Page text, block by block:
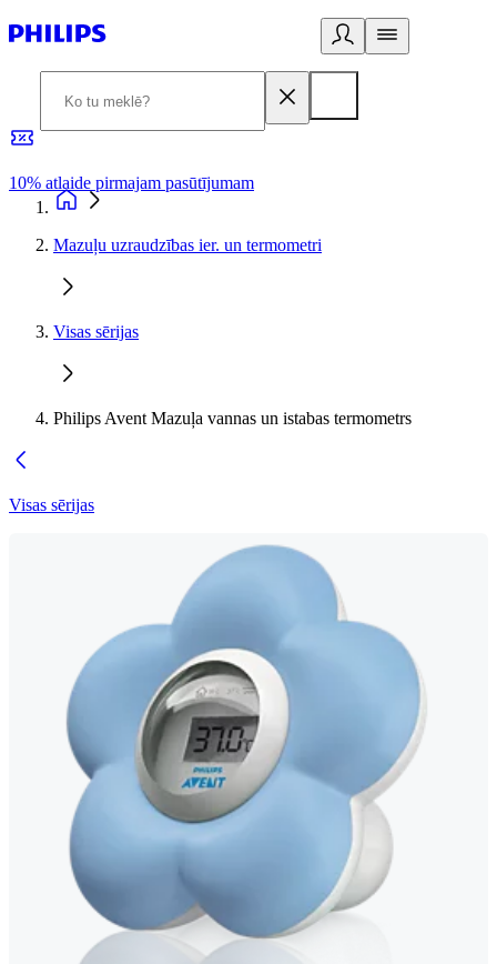
10% atlaide pirmajam pasūtījumam
Mazuļu uzraudzības ier. un termometri
Visas sērijas
Philips Avent Mazuļa vannas un istabas termometrs
Visas sērijas